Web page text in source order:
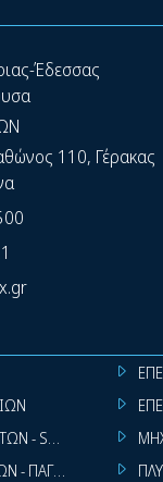
Έδεσσας
110, Γέρακας
- SUPER MARKET
- ΠΑΓΩΤΩΝ